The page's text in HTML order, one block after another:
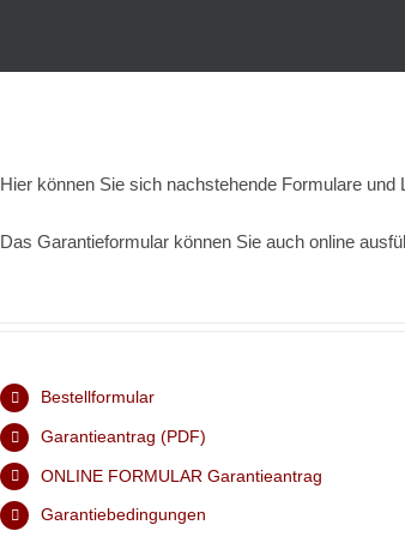
Hier können Sie sich nachstehende Formulare und
Das Garantieformular können Sie auch online
Bestellformular
Garantieantrag (PDF)
ONLINE FORMULAR Garantieantrag
Garantiebedingungen